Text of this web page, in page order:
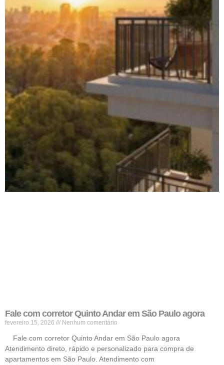
Fale com corretor Quinto Andar em São Paulo agora
fevereiro 15, 2026 Nenhum comentário
Fale com corretor Quinto Andar em São Paulo agora
Atendimento direto, rápido e personalizado para compra de
apartamentos em São Paulo. Atendimento com